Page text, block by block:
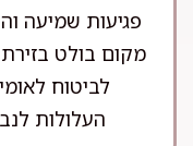
פגיעות שמיעה
מקום בולט
לביטוח
העלולות